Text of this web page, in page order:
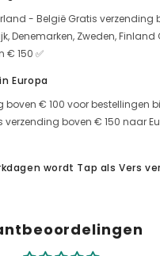
- België Gratis verzending
Denemarken, Zweden, Finland
€ 150 ✅
Europa
boven € 100 voor bestellingen
verzending boven € 150 naar
wordt Tap als Vers